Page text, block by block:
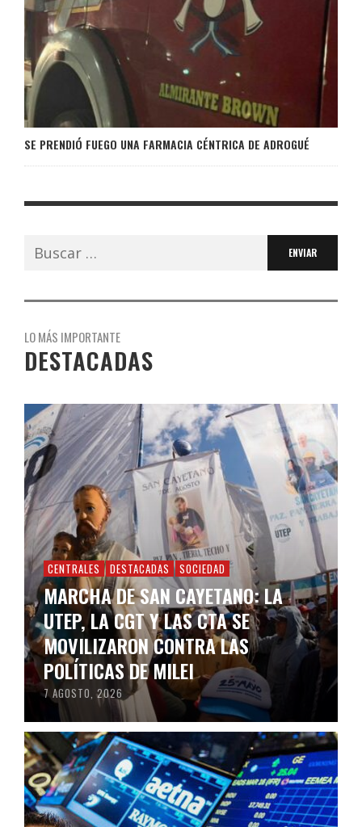
SE PRENDIÓ FUEGO UNA FARMACIA CÉNTRICA DE ADROGUÉ
Buscar:
LO MÁS IMPORTANTE
DESTACADAS
CENTRALES DESTACADAS SOCIEDAD
MARCHA DE SAN CAYETANO: LA
UTEP, LA CGT Y LAS CTA SE
MOVILIZARON CONTRA LAS
POLÍTICAS DE MILEI
7 AGOSTO, 2026